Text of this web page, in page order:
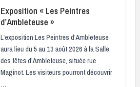
Exposition « Les Peintres
d’Ambleteuse »
L’exposition Les Peintres d’Ambleteuse
aura lieu du 5 au 13 août 2026 à la Salle
des fêtes d’Ambleteuse, située rue
Maginot. Les visiteurs pourront découvrir
…